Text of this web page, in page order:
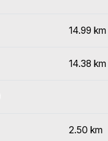
14.99 km
14.38 km
2.50 km